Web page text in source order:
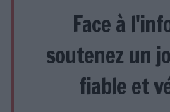
Face à
soutenez un
fiable et